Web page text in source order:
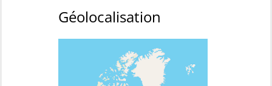
Géolocalisation